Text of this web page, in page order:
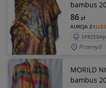
bambus
AUKCJA Z
86zł
Przemyśl
MORILD
bambus